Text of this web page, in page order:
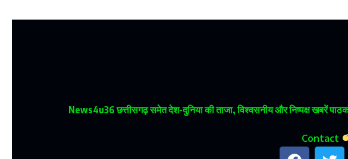
News4u36छत्तीसगढ़ समेत देश-दुनिया की ताजा, विश्वसनीय और निष्पक्ष खबरें
Contact